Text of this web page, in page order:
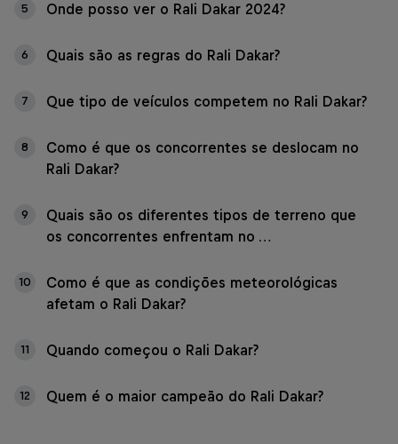
5 Onde posso ver o Rali Dakar 2024?
6 Quais são as regras do Rali Dakar?
7 Que tipo de veículos competem no Rali Dakar?
8
Como é que os concorrentes se deslocam no
Rali Dakar?
9
Quais são os diferentes tipos de terreno que
os concorrentes enfrentam no …
10
Como é que as condições meteorológicas
afetam o Rali Dakar?
11 Quando começou o Rali Dakar?
12 Quem é o maior campeão do Rali Dakar?